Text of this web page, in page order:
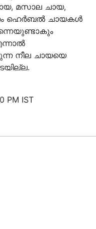
മസാല ചായ,
ഹെർബൽ ചായകൾ
നീല ചായയെ
PM IST